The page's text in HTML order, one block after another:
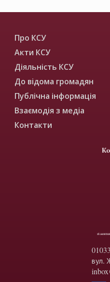
Про КСУ
Акти КСУ
Діяльність КСУ
До відома громадян
Публічна інформація
Взаємодія з медіа
Контакти
вул.